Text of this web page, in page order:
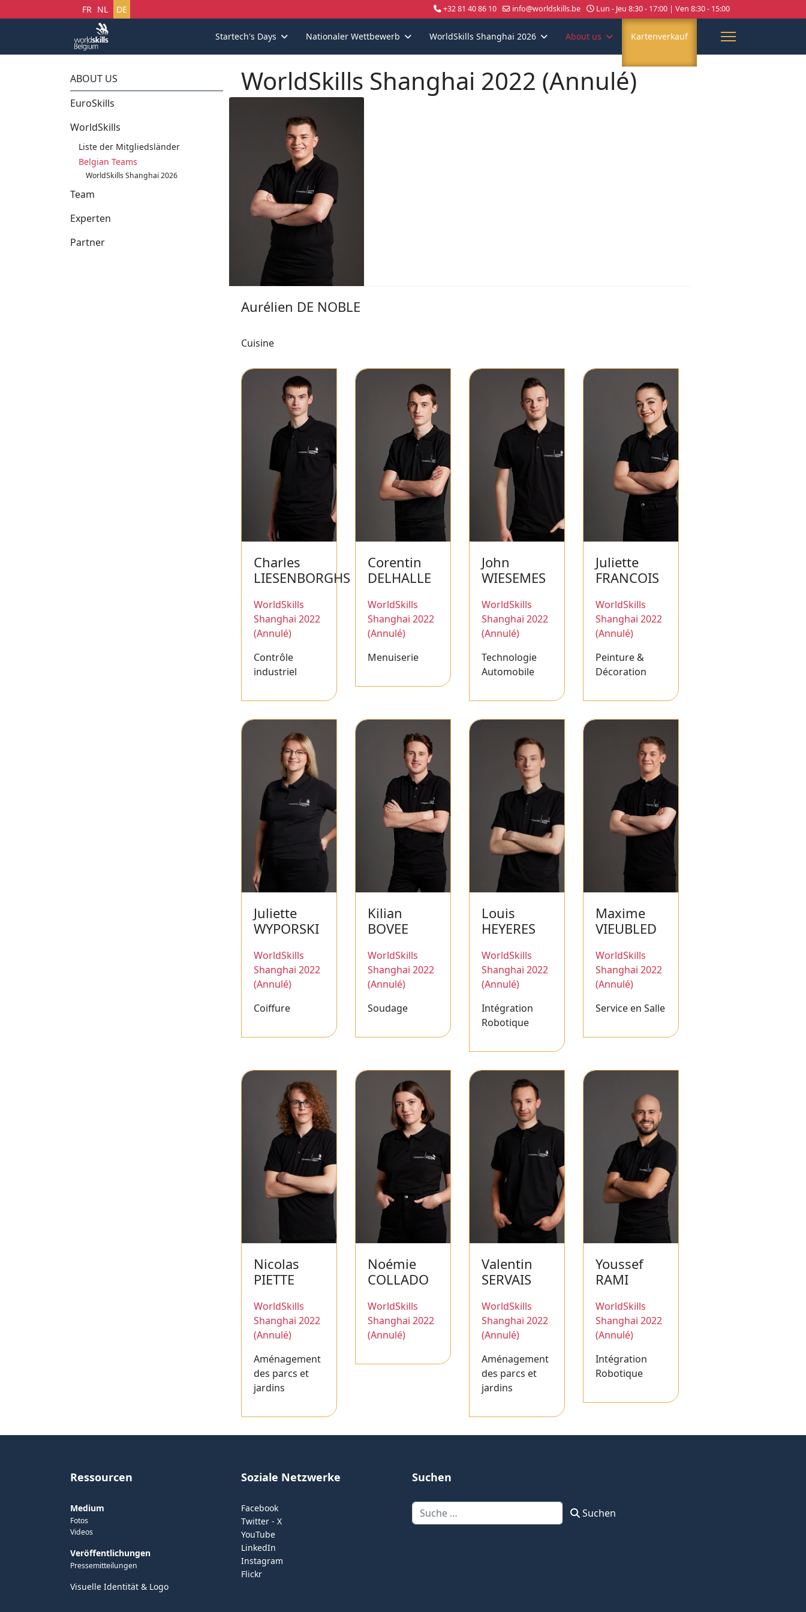
Sprache auswählen
FR NL DE +32 81 40 86 10 info@worldskills.be Lun - Jeu 8:30 - 17:00 | Ven 8:30 - 15:00
Startech's Days Nationaler Wettbewerb WorldSkills Shanghai 2026 About us Kartenverkauf
ABOUT US
EuroSkills
WorldSkills
Liste der Mitgliedsländer
Belgian Teams
WorldSkills Shanghai 2026
Team
Experten
Partner
WorldSkills Shanghai 2022 (Annulé)
Aurélien DE NOBLE
Cuisine
Charles
LIESENBORGHS
WorldSkills
Shanghai 2022
(Annulé)
Contrôle
industriel
Corentin
DELHALLE
WorldSkills
Shanghai 2022
(Annulé)
Menuiserie
John
WIESEMES
WorldSkills
Shanghai 2022
(Annulé)
Technologie
Automobile
Juliette
FRANCOIS
WorldSkills
Shanghai 2022
(Annulé)
Peinture &
Décoration
Juliette
WYPORSKI
WorldSkills
Shanghai 2022
(Annulé)
Coiffure
Kilian
BOVEE
WorldSkills
Shanghai 2022
(Annulé)
Soudage
Louis
HEYERES
WorldSkills
Shanghai 2022
(Annulé)
Intégration
Robotique
Maxime
VIEUBLED
WorldSkills
Shanghai 2022
(Annulé)
Service en Salle
Nicolas
PIETTE
WorldSkills
Shanghai 2022
(Annulé)
Aménagement
des parcs et
jardins
Noémie
COLLADO
WorldSkills
Shanghai 2022
(Annulé)
Valentin
SERVAIS
WorldSkills
Shanghai 2022
(Annulé)
Aménagement
des parcs et
jardins
Youssef
RAMI
WorldSkills
Shanghai 2022
(Annulé)
Intégration
Robotique
Ressourcen
Medium
Fotos
Videos
Veröffentlichungen
Pressemitteilungen
Visuelle Identität & Logo
Soziale Netzwerke
Facebook
Twitter - X
YouTube
LinkedIn
Instagram
Flickr
Suchen
Suchen Suchen